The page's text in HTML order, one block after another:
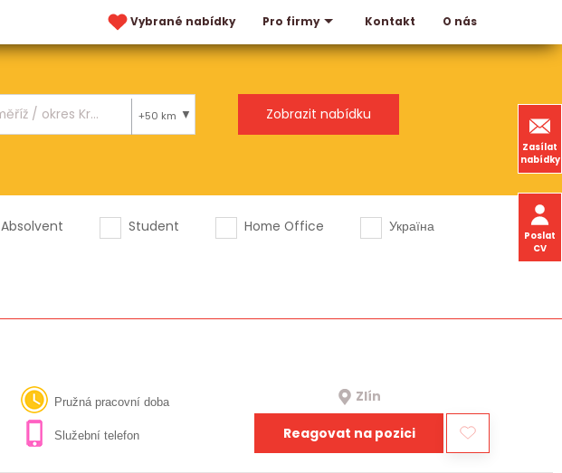
Vybrané nabídky Pro firmy Kontakt O nás
Zasílat
nabídky
Poslat
CV
+50 km
Absolvent Student Home Office
Україна
Pružná pracovní doba
Služební telefon
Zlín
Reagovat na pozici